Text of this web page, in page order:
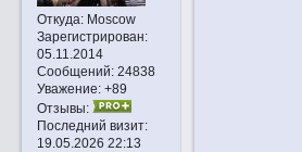
Откуда:Moscow
Зарегистрирован:
05.11.2014
Сообщений:24838
Уважение: +89
Отзывы:
Последний визит:
19.05.2026 22:13